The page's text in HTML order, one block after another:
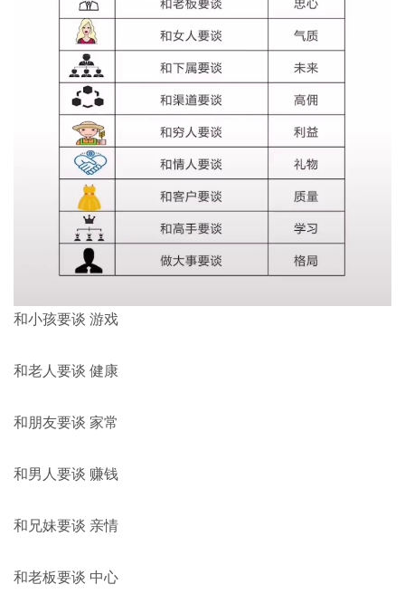
和小孩要谈 游戏
和老人要谈 健康
和朋友要谈 家常
和男人要谈 赚钱
和兄妹要谈 亲情
和老板要谈 中心